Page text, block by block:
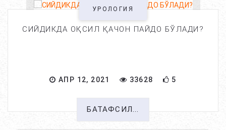
УРОЛОГИЯ
СИЙДИКДА ОҚСИЛ ҚАЧОН ПАЙДО БЎЛАДИ?
АПР 12, 2021 33628 5
БАТАФСИЛ...